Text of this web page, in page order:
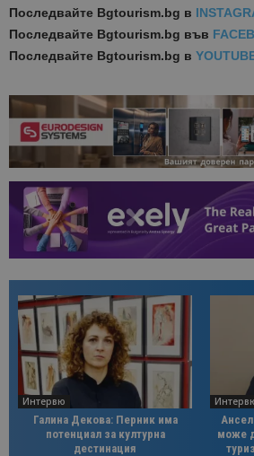
Последвайте Bgtourism.bg в
Последвайте Bgtourism.bg във
Последвайте Bgtourism.bg в
Интервю
Галина Декова: Перник има
потенциал за културна
дестинация
може